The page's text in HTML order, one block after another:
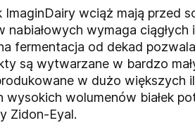
wciąż mają przed
wymaga
fermentacja od dekad
są wytwarzane w bardzo
w dużo większych
wolumenów białek
Zidon-Eyal.